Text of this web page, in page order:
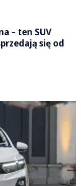
– ten SUV
się od